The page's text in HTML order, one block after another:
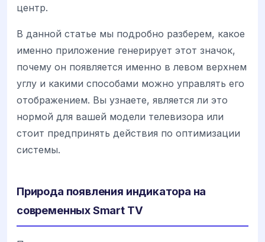
центр.
В данной статье мы подробно разберем, какое
именно приложение генерирует этот значок,
почему он появляется именно в левом верхнем
углу и какими способами можно управлять его
отображением. Вы узнаете, является ли это
нормой для вашей модели телевизора или
стоит предпринять действия по оптимизации
системы.
Природа появления индикатора на
современных Smart TV